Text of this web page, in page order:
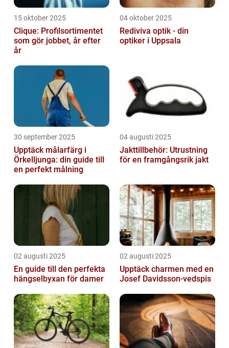
15 oktober 2025
Clique: Profilsortimentet
som gör jobbet, år efter
år
04 oktober 2025
Rediviva optik - din
optiker i Uppsala
30 september 2025
Upptäck målarfärg i
Örkelljunga: din guide till
en perfekt målning
04 augusti 2025
Jakttillbehör: Utrustning
för en framgångsrik jakt
02 augusti 2025
En guide till den perfekta
hängselbyxan för damer
02 augusti 2025
Upptäck charmen med en
Josef Davidsson-vedspis